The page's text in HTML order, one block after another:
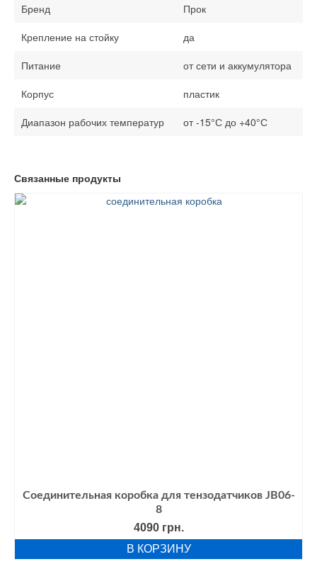
Бренд
Прок
Крепление на стойку
да
Питание
от сети и аккумулятора
Корпус
пластик
Диапазон рабочих температур
от -15°С до +40°С
Связанные продукты
Соединительная коробка для тензодатчиков JB06-
8
4090 грн.
В КОРЗИНУ